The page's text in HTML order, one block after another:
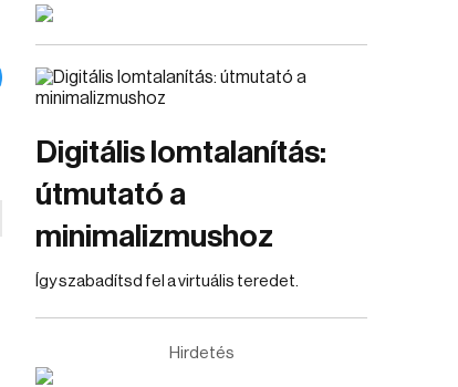
Digitális lomtalanítás:
útmutató a
minimalizmushoz
Így szabadítsd fel a virtuális teredet.
Hirdetés